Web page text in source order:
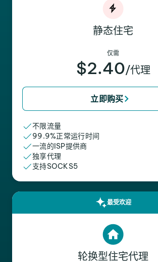
静态住宅
仅需
$2.40/代理
立即购买
不限流量
99.9%正常运行时间
一流的ISP提供商
独享代理
支持SOCKS5
最受欢迎
轮换型住宅代理